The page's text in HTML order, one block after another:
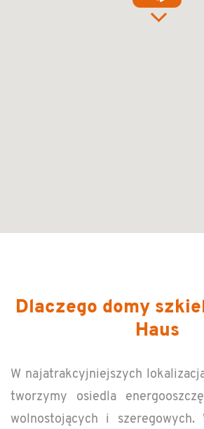
Dlaczego domy
Haus
W na­ja­trak­cyjniejszych
tworzymy osiedla
wol­nos­tojących i sz­ere­gowych.